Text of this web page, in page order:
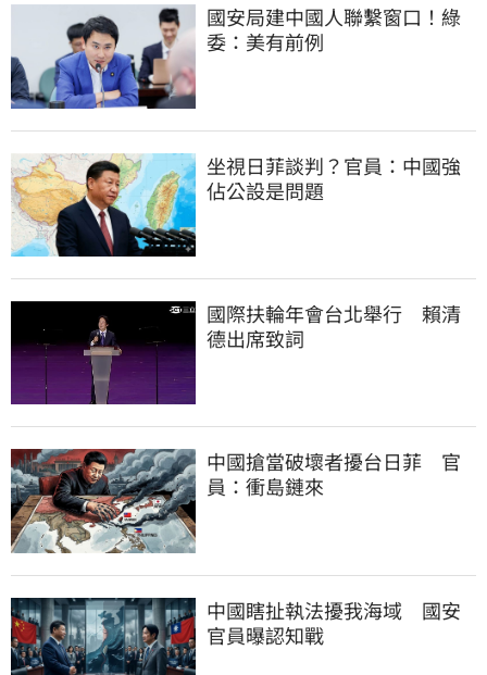
國安局建中國人聯繫窗口！綠
委：美有前例
坐視日菲談判？官員：中國強
佔公設是問題
國際扶輪年會台北舉行　賴清
德出席致詞
中國搶當破壞者擾台日菲　官
員：衝島鏈來
中國瞎扯執法擾我海域　國安
官員曝認知戰